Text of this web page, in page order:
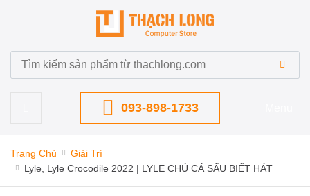
093-898-1733
Trang Chủ
Giải Trí
Lyle, Lyle Crocodile 2022 | LYLE CHÚ CÁ SẤU BIẾT HÁT